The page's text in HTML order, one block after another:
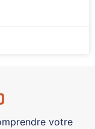
votre